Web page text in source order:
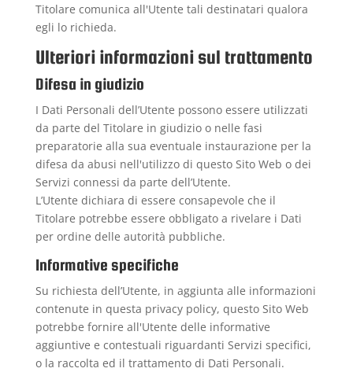
Titolare comunica all'Utente tali destinatari qualora
egli lo richieda.
Ulteriori informazioni sul trattamento
Difesa in giudizio
I Dati Personali dell’Utente possono essere utilizzati
da parte del Titolare in giudizio o nelle fasi
preparatorie alla sua eventuale instaurazione per la
difesa da abusi nell'utilizzo di questo Sito Web o dei
Servizi connessi da parte dell’Utente.
L’Utente dichiara di essere consapevole che il
Titolare potrebbe essere obbligato a rivelare i Dati
per ordine delle autorità pubbliche.
Informative specifiche
Su richiesta dell’Utente, in aggiunta alle informazioni
contenute in questa privacy policy, questo Sito Web
potrebbe fornire all'Utente delle informative
aggiuntive e contestuali riguardanti Servizi specifici,
o la raccolta ed il trattamento di Dati Personali.